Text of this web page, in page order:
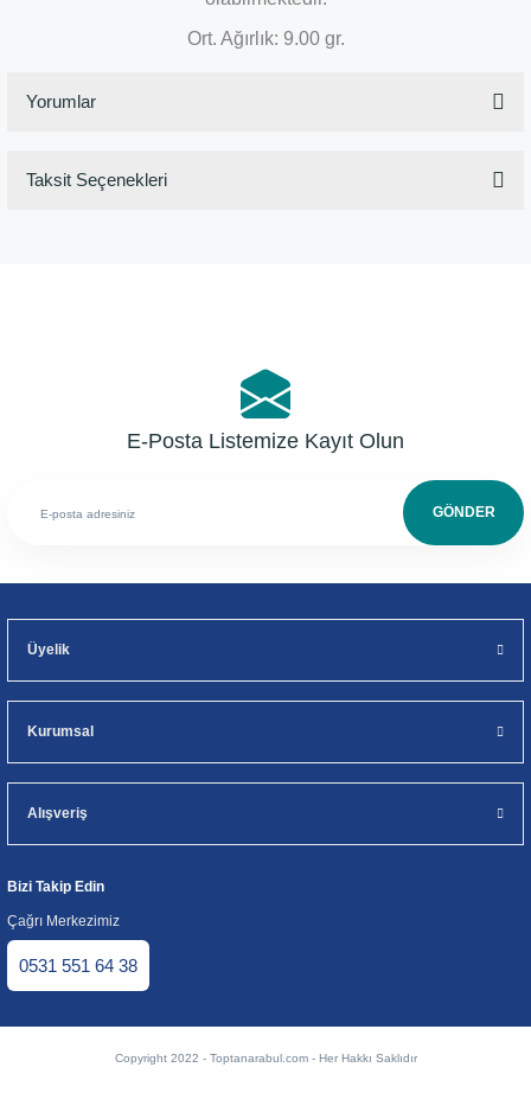
Ort. Ağırlık: 9.00 gr.
Yorumlar
Taksit Seçenekleri
E-Posta Listemize Kayıt Olun
GÖNDER
Üyelik
Kurumsal
Alışveriş
Bizi Takip Edin
Çağrı Merkezimiz
0531 551 64 38
Copyright 2022 - Toptanarabul.com - Her Hakkı Saklıdır